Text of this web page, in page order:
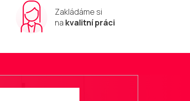
Zakládáme si
na kvalitní práci